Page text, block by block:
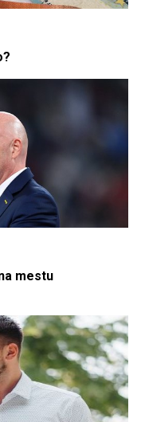
mestu